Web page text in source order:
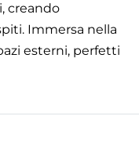
creando
Immersa nella
esterni, perfetti